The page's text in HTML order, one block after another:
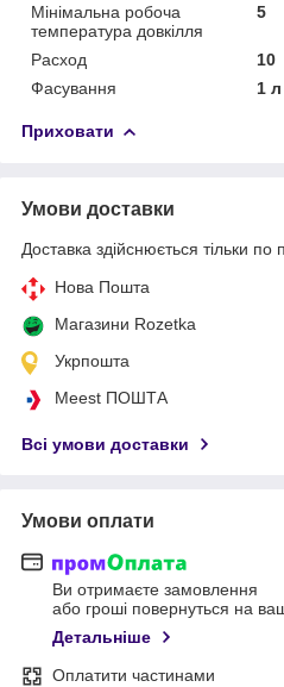
Мінімальна робоча
температура довкілля
5
Расход
10
Фасування
1 л
Приховати
Умови доставки
Доставка здійснюється тільки по
Нова Пошта
Магазини Rozetka
Укрпошта
Meest ПОШТА
Всі умови доставки
Умови оплати
Ви отримаєте замовлення
або гроші повернуться на
Детальніше
Оплатити частинами